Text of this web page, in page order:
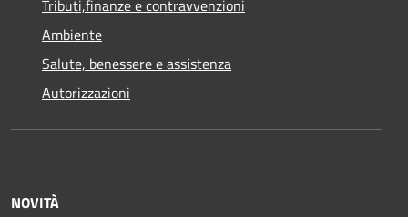
Tributi,finanze e contravvenzioni
Ambiente
Salute, benessere e assistenza
Autorizzazioni
NOVITÀ